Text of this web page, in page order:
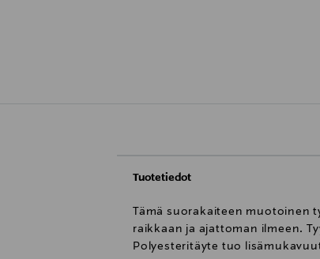
Tuotetiedot
Tämä suorakaiteen muotoinen
raikkaan ja ajattoman ilmeen.
Polyesteritäyte tuo